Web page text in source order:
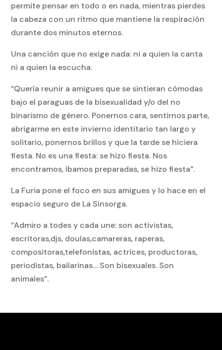
permite pensar en todo o en nada, mientras pierdes
la cabeza con un ritmo que mantiene la respiración
durante dos minutos eternos.
Una canción que no exige nada: ni a quien la canta
ni a quien la escucha.
“Quería reunir a amigues que se sintieran cómodas
bajo el paraguas de la bisexualidad y/o del no
binarismo de género. Ponernos cara, sentirnos parte,
abrigarme en este invierno identitario tan largo y
solitario, ponernos brillos y que la tarde se hiciera
fiesta. No es una fiesta: se hizo fiesta. Nos
encontramos, íbamos preparadas, se hizo fiesta”.
La Furia pone el foco en sus amigues y lo hace en el
espacio seguro de La Sinsorga.
“Admiro a todes y cada une: son activistas,
escritoras,djs, doulas,camareras, raperas,
compositoras,telefonistas, actrices, productoras,
periodistas, bailarinas… Son bisexuales. Son
animales”.